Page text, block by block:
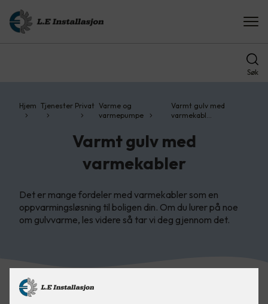
Søk
Hjem Tjenester Privat Varme og
varmepumpe
Varmt gulv med
varmekabl…
Varmt gulv med
varmekabler
Det er mange fordeler med varmekabler som en
oppvarmingsløsning til boligen din. Om du lurer på noe
om gulvvarme, les videre så tar vi deg gjennom det.